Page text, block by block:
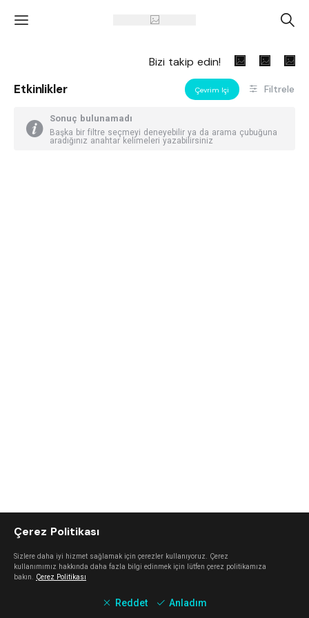
' A
Bizi takip edin!
Etkinlikler Çevrim Içi Filtrele
Sonuç bulunamadı
Başka bir filtre seçmeyi deneyebilir ya da arama çubuğuna
aradığınız anahtar kelimeleri yazabilirsiniz
Çerez Politikası
Sizlere daha iyi hizmet sağlamak için çerezler kullanıyoruz. Çerez
kullanımımız hakkında daha fazla bilgi edinmek için lütfen çerez politikamıza
bakın. Çerez Politikası
Reddet Anladım